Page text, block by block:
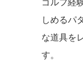
ゴルフ経
しめるパ
な道具を
す。